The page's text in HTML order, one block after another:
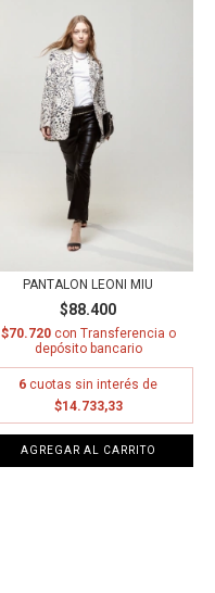
PANTALON LEONI MIU
$88.400
$70.720 con Transferencia o
depósito bancario
6 cuotas sin interés de
$14.733,33
AGREGAR AL CARRITO